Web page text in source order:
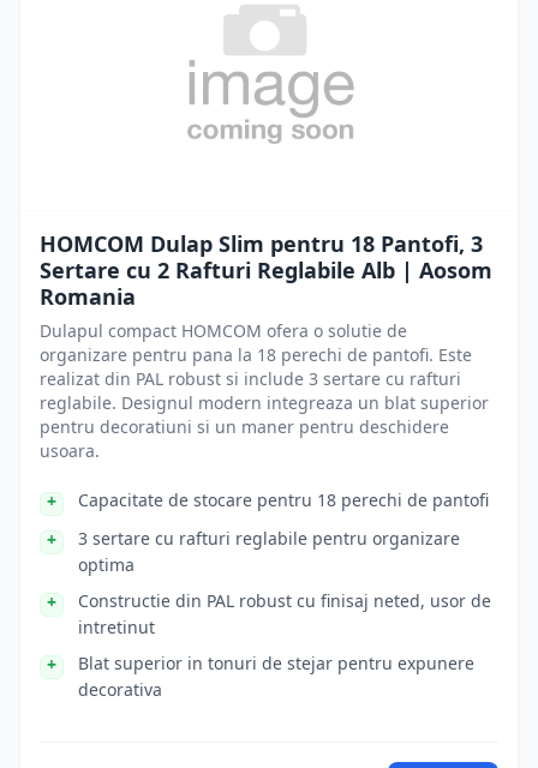
HOMCOM Dulap Slim pentru 18 Pantofi, 3
Sertare cu 2 Rafturi Reglabile Alb | Aosom
Romania
Dulapul compact HOMCOM ofera o solutie de
organizare pentru pana la 18 perechi de pantofi. Este
realizat din PAL robust si include 3 sertare cu rafturi
reglabile. Designul modern integreaza un blat superior
pentru decoratiuni si un maner pentru deschidere
usoara.
Capacitate de stocare pentru 18 perechi de pantofi
3 sertare cu rafturi reglabile pentru organizare
optima
Constructie din PAL robust cu finisaj neted, usor de
intretinut
Blat superior in tonuri de stejar pentru expunere
decorativa